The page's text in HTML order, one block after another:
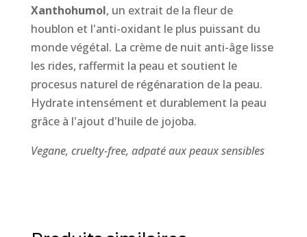
Xanthohumol, un extrait de la fleur de
houblon et l'anti-oxidant le plus puissant du
monde végétal. La crème de nuit anti-âge lisse
les rides, raffermit la peau et soutient le
procesus naturel de régénaration de la peau.
Hydrate intensément et durablement la peau
grâce à l'ajout d'huile de jojoba.
Vegane, cruelty-free, adpaté aux peaux sensibles